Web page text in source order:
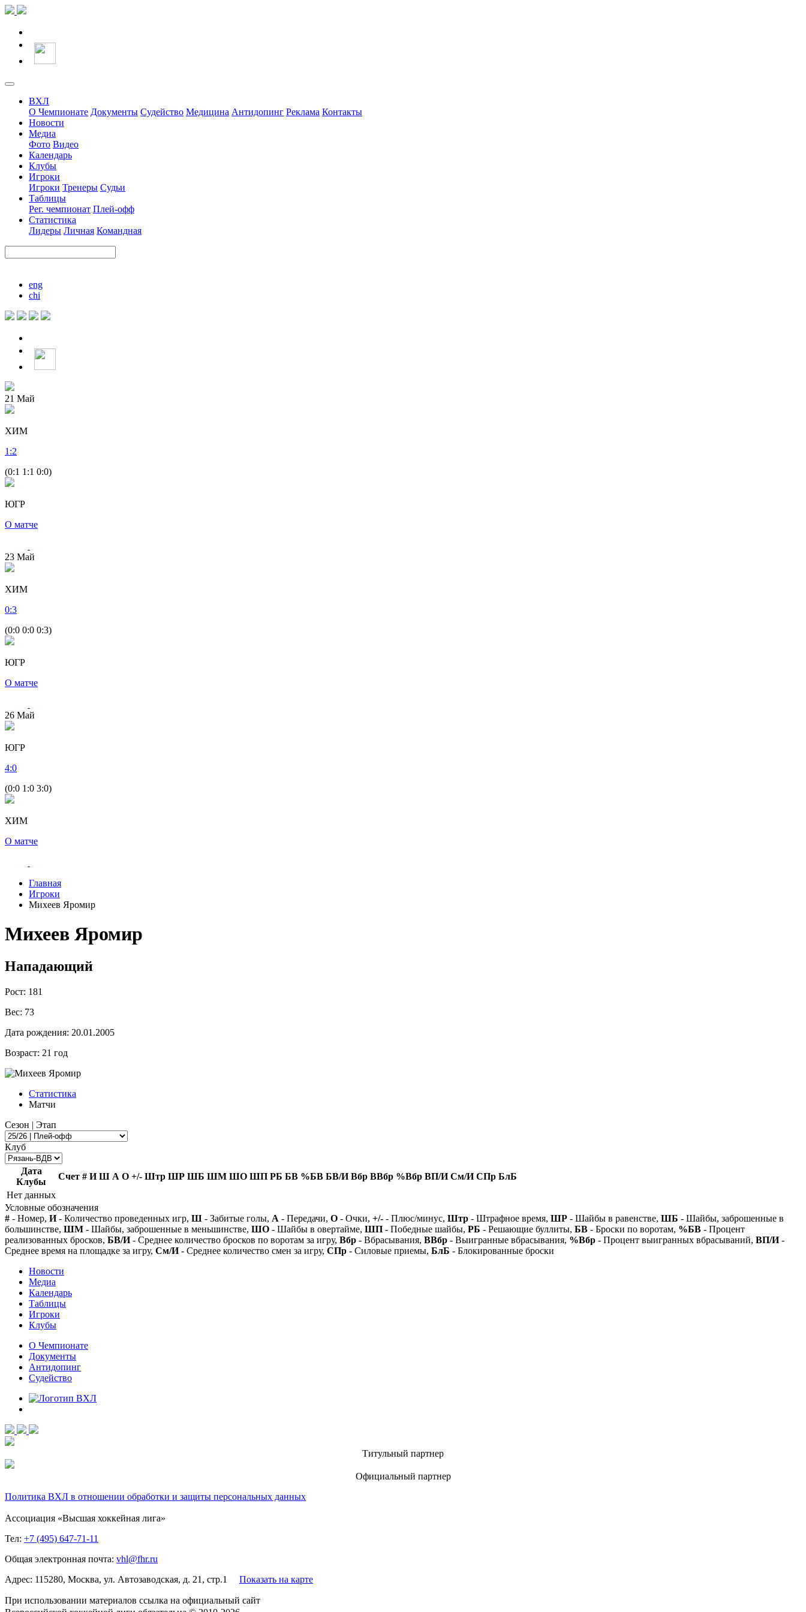
ВХЛ
О Чемпионате Документы Судейство Медицина Антидопинг Реклама Контакты
Новости
Медиа
Фото Видео
Календарь
Клубы
Игроки
Игроки Тренеры Судьи
Таблицы
Рег. чемпионат Плей-офф
Статистика
Лидеры Личная Командная
eng
chi
21 Май
ХИМ
1 :2
(0:1 1:1 0:0)
ЮГР
О матче
23 Май
ХИМ
0:3
(0:0 0:0 0:3)
ЮГР
О матче
26 Май
ЮГР
4:0
(0:0 1:0 3:0)
ХИМ
О матче
Главная
Игроки
Михеев Яромир
Михеев Яромир
Нападающий
Рост: 181
Вес: 73
Дата рождения: 20.01.2005
Возраст: 21 год
Статистика
Матчи
Сезон | Этап
Клуб
Дата
Клубы
Счет # И Ш А О +/- Штр ШР ШБ ШМ ШО ШП РБ БВ %БВ БВ/И Вбр ВВбр %Вбр ВП/И См/И СПр БлБ
Нет данных
Условные обозначения
# - Номер, И- Количество проведенных игр, Ш - Забитые голы, А - Передачи, О - Очки, +/- - Плюс/минус, Штр - Штрафное время, ШР - Шайбы в равенстве, ШБ - Шайбы, заброшенные в
большинстве, ШМ - Шайбы, заброшенные в меньшинстве, ШО - Шайбы в овертайме, ШП - Победные шайбы, РБ - Решающие буллиты, БВ - Броски по воротам, %БВ - Процент
реализованных бросков, БВ/И- Среднее количество бросков по воротам за игру, Вбр - Вбрасывания, ВВбр - Выигранные вбрасывания, %Вбр - Процент выигранных вбрасываний, ВП/И-
Среднее время на площадке за игру, См/И- Среднее количество смен за игру, СПр - Силовые приемы, БлБ - Блокированные броски
Новости
Медиа
Календарь
Таблицы
Игроки
Клубы
О Чемпионате
Документы
Антидопинг
Судейство
Титульный партнер
Официальный партнер
Политика ВХЛ в отношении обработки и защиты персональных данных
Ассоциация «Высшая хоккейная лига»
Тел: +7 (495) 647-71-11
Общая электронная почта: vhl@fhr.ru
Адрес: 115280, Москва, ул. Автозаводская, д. 21, стр.1 Показать на карте
При использовании материалов ссылка на официальный сайт